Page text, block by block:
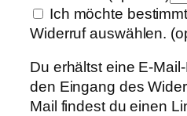
Ich möchte
Widerruf auswählen.
Du erhältst eine E-
den Eingang des
Mail findest du einen